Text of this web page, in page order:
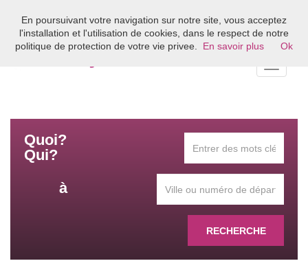
Bienvenue sur l'annuaire du coaching en France
Quoi?
Qui?
à
RECHERCHE
En poursuivant votre navigation sur notre site, vous acceptez
l'installation et l'utilisation de cookies, dans le respect de notre
politique de protection de votre vie privee.
En savoir plus Ok